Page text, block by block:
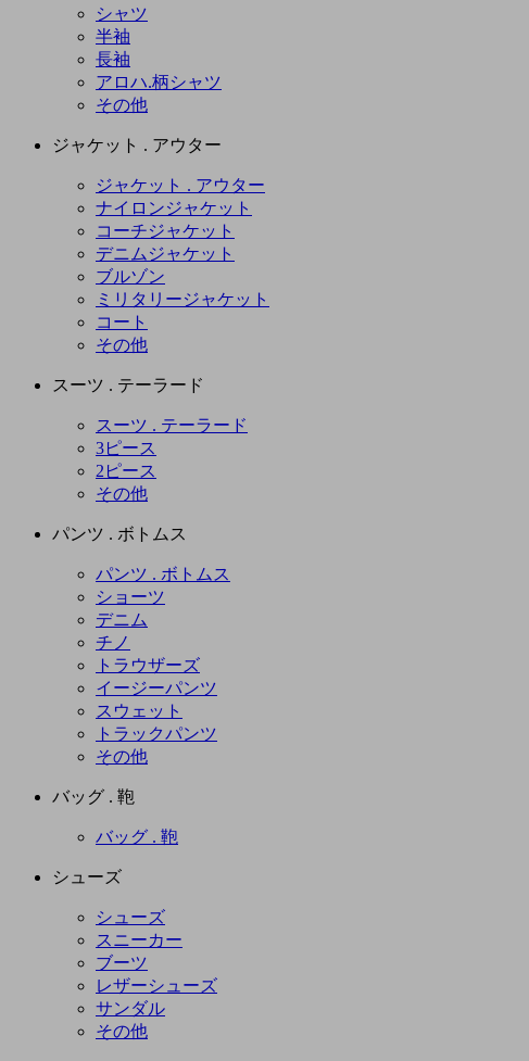
シャツ
半袖
長袖
アロハ.柄シャツ
その他
ジャケット . アウター
ジャケット . アウター
ナイロンジャケット
コーチジャケット
デニムジャケット
ブルゾン
ミリタリージャケット
コート
その他
スーツ . テーラード
スーツ . テーラード
3ピース
2ピース
その他
パンツ . ボトムス
パンツ . ボトムス
ショーツ
デニム
チノ
トラウザーズ
イージーパンツ
スウェット
トラックパンツ
その他
バッグ . 鞄
バッグ . 鞄
シューズ
シューズ
スニーカー
ブーツ
レザーシューズ
サンダル
その他